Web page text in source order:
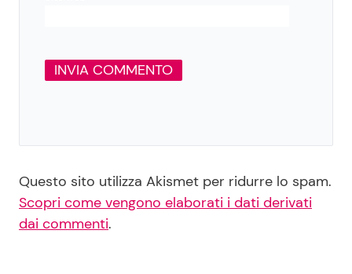
Questo sito utilizza Akismet per ridurre lo spam.
Scopri come vengono elaborati i dati derivati
dai commenti.